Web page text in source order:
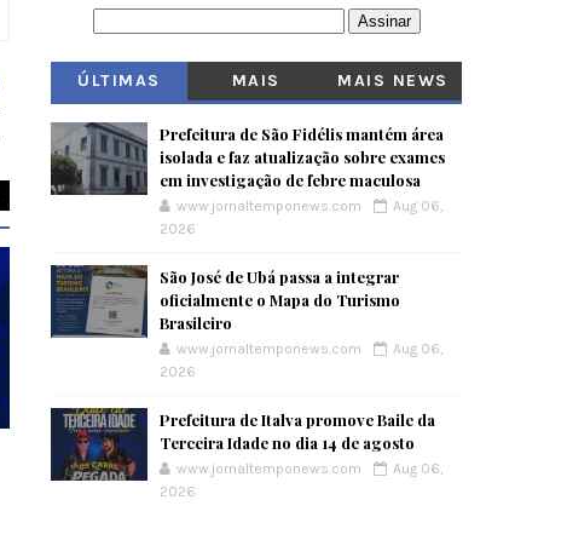
ÚLTIMAS
MAIS
MAIS NEWS
Prefeitura de São Fidélis mantém área
isolada e faz atualização sobre exames
em investigação de febre maculosa
www.jornaltemponews.com
Aug 06,
2026
São José de Ubá passa a integrar
oficialmente o Mapa do Turismo
Brasileiro
www.jornaltemponews.com
Aug 06,
2026
Prefeitura de Italva promove Baile da
Terceira Idade no dia 14 de agosto
www.jornaltemponews.com
Aug 06,
2026